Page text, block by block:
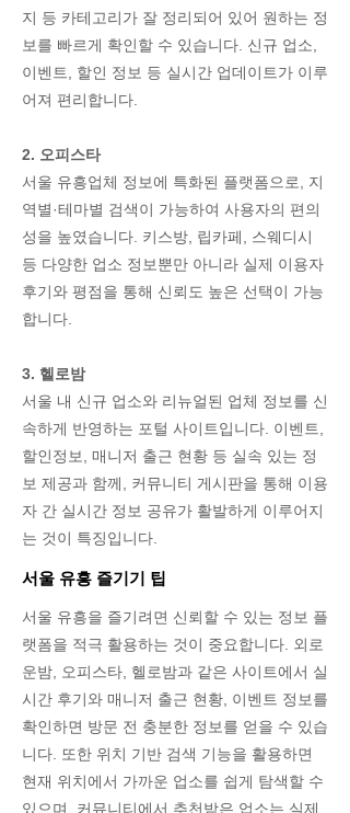
지 등 카테고리가 잘 정리되어 있어 원하는 정
보를 빠르게 확인할 수 있습니다. 신규 업소,
이벤트, 할인 정보 등 실시간 업데이트가 이루
어져 편리합니다.
2. 오피스타
서울 유흥업체 정보에 특화된 플랫폼으로, 지
역별·테마별 검색이 가능하여 사용자의 편의
성을 높였습니다. 키스방, 립카페, 스웨디시
등 다양한 업소 정보뿐만 아니라 실제 이용자
후기와 평점을 통해 신뢰도 높은 선택이 가능
합니다.
3. 헬로밤
서울 내 신규 업소와 리뉴얼된 업체 정보를 신
속하게 반영하는 포털 사이트입니다. 이벤트,
할인정보, 매니저 출근 현황 등 실속 있는 정
보 제공과 함께, 커뮤니티 게시판을 통해 이용
자 간 실시간 정보 공유가 활발하게 이루어지
는 것이 특징입니다.
서울 유흥 즐기기 팁
서울 유흥을 즐기려면 신뢰할 수 있는 정보 플
랫폼을 적극 활용하는 것이 중요합니다. 외로
운밤, 오피스타, 헬로밤과 같은 사이트에서 실
시간 후기와 매니저 출근 현황, 이벤트 정보를
확인하면 방문 전 충분한 정보를 얻을 수 있습
니다. 또한 위치 기반 검색 기능을 활용하면
현재 위치에서 가까운 업소를 쉽게 탐색할 수
있으며, 커뮤니티에서 추천받은 업소는 실제